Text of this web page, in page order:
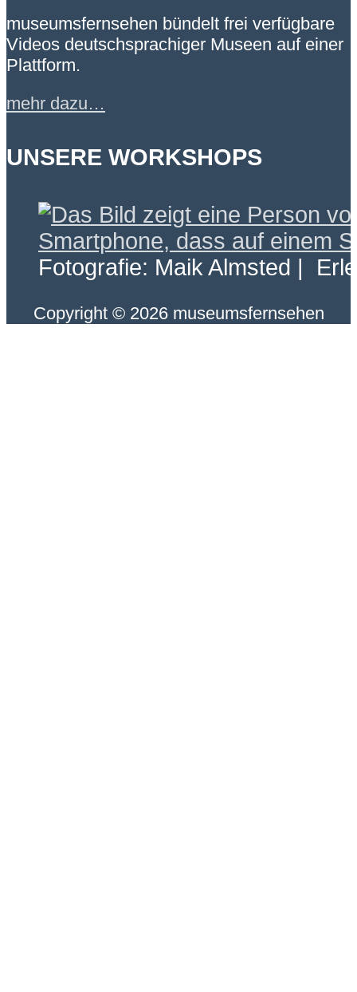
museumsfernsehen bündelt frei verfügbare
Videos deutschsprachiger Museen auf einer
Plattform.
mehr dazu…
UNSERE WORKSHOPS
Fotografie: Maik Almsted |
Copyright © 2026 museumsfernsehen